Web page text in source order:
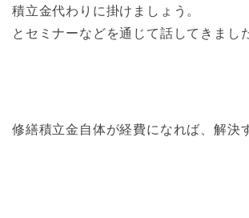
積立金代わりに掛けましょう。
とセミナーなどを通じて話してきまし
修繕積立金自体が経費になれば、解決